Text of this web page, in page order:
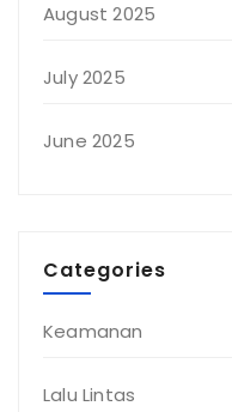
August 2025
July 2025
June 2025
Categories
Keamanan
Lalu Lintas